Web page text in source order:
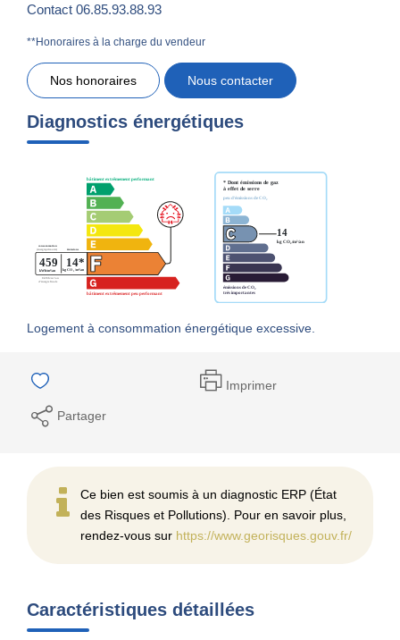
Contact 06.85.93.88.93
**Honoraires à la charge du vendeur
Nos honoraires Nous contacter
Diagnostics énergétiques
Logement à consommation énergétique excessive.
Imprimer
Partager
Ce bien est soumis à un diagnostic ERP (État
des Risques et Pollutions). Pour en savoir plus,
rendez-vous sur https://www.georisques.gouv.fr/
Caractéristiques détaillées